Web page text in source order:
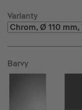
Varianty
Barvy